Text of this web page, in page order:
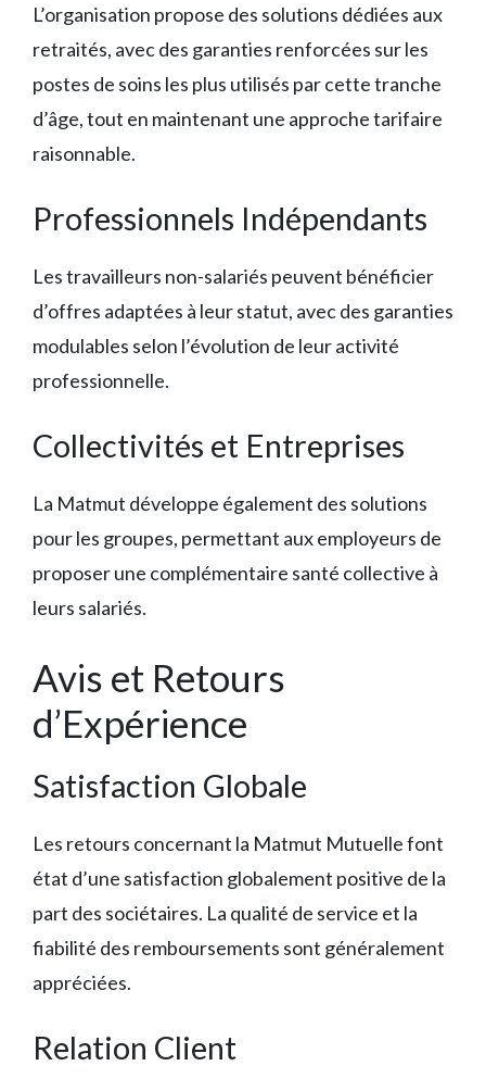
L’organisation propose des solutions dédiées aux
retraités, avec des garanties renforcées sur les
postes de soins les plus utilisés par cette tranche
d’âge, tout en maintenant une approche tarifaire
raisonnable.
Professionnels Indépendants
Les travailleurs non-salariés peuvent bénéficier
d’offres adaptées à leur statut, avec des garanties
modulables selon l’évolution de leur activité
professionnelle.
Collectivités et Entreprises
La Matmut développe également des solutions
pour les groupes, permettant aux employeurs de
proposer une complémentaire santé collective à
leurs salariés.
Avis et Retours
d’Expérience
Satisfaction Globale
Les retours concernant la Matmut Mutuelle font
état d’une satisfaction globalement positive de la
part des sociétaires. La qualité de service et la
fiabilité des remboursements sont généralement
appréciées.
Relation Client